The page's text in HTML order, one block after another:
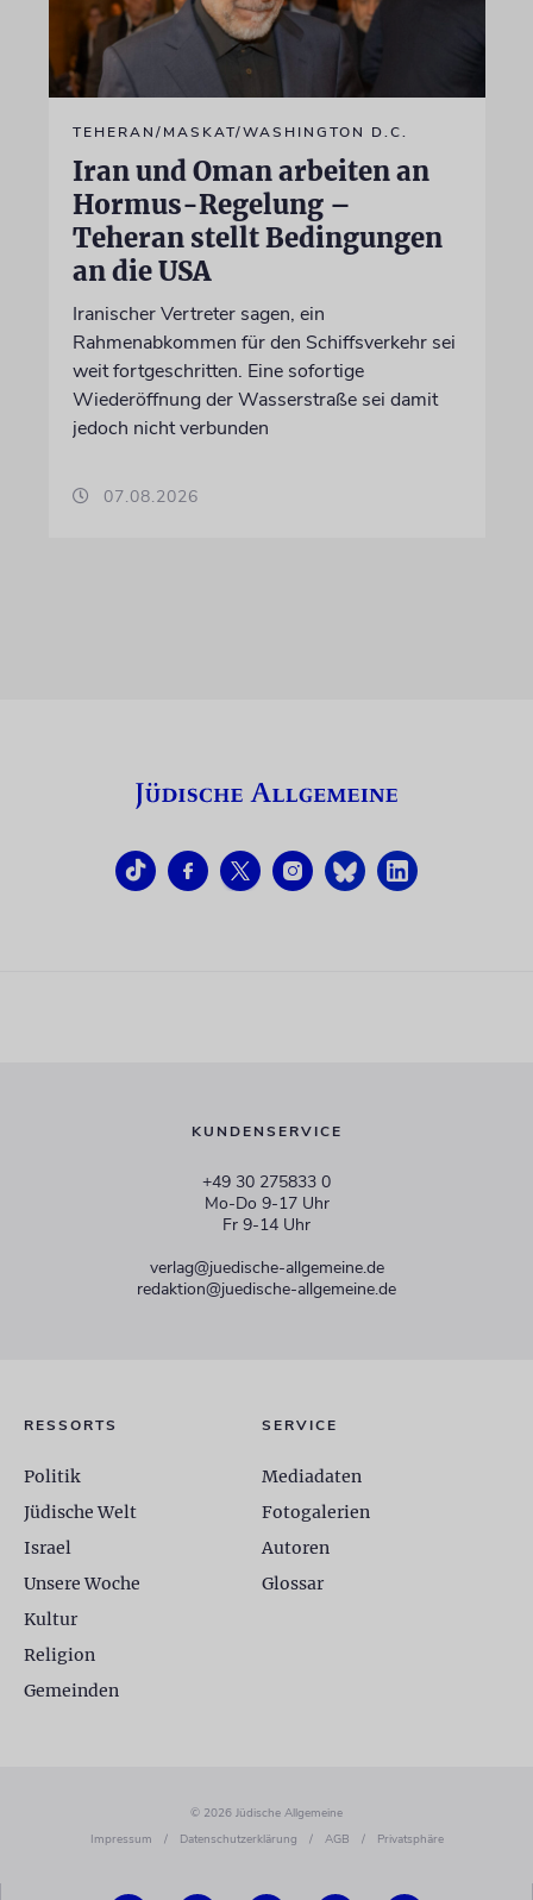
TEHERAN/MASKAT/WASHINGTON D.C.
Iran und Oman arbeiten an
Hormus-Regelung –
Teheran stellt Bedingungen
an die USA
Iranischer Vertreter sagen, ein
Rahmenabkommen für den Schiffsverkehr sei
weit fortgeschritten. Eine sofortige
Wiederöffnung der Wasserstraße sei damit
jedoch nicht verbunden
07.08.2026
KUNDENSERVICE
+49 30 275833 0
Mo-Do 9-17 Uhr
Fr 9-14 Uhr
verlag@juedische-allgemeine.de
redaktion@juedische-allgemeine.de
RESSORTS
Politik
Jüdische Welt
Israel
Unsere Woche
Kultur
Religion
Gemeinden
SERVICE
Mediadaten
Fotogalerien
Autoren
Glossar
© 2026 Jüdische Allgemeine
Impressum
/ Datenschutzerklärung / AGB / Privatsphäre